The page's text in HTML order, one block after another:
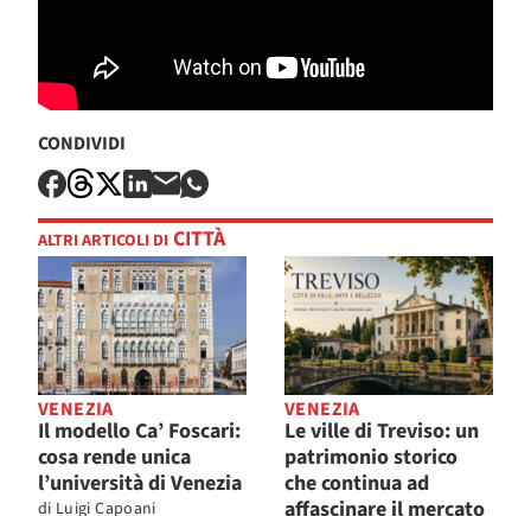
CONDIVIDI
ALTRI ARTICOLI DI CITTÀ
VENEZIA
Il modello Ca’ Foscari:
cosa rende unica
l’università di Venezia
di Luigi Capoani
VENEZIA
Le ville di Treviso: un
patrimonio storico
che continua ad
affascinare il mercato